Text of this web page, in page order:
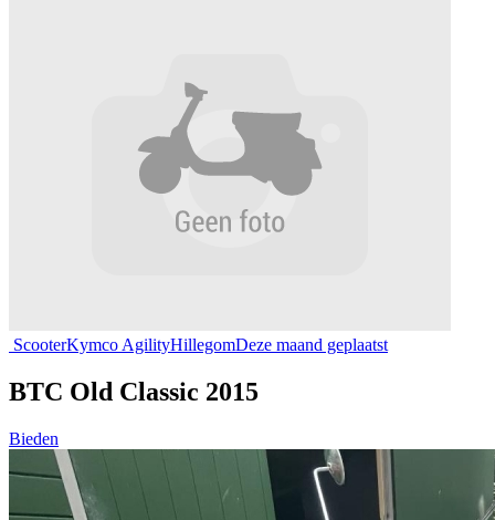
ScooterKymco AgilityHillegomDeze maand geplaatst
BTC Old Classic 2015
Bieden